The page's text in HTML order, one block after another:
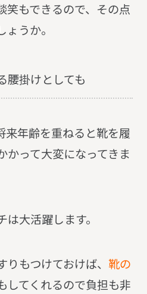
笑もできるので、その点
うか。
腰掛けとしても
来年齢を重ねると靴を履
かって大変になってきま
大活躍します。
もつけておけば、 靴の
してくれるので負担も非